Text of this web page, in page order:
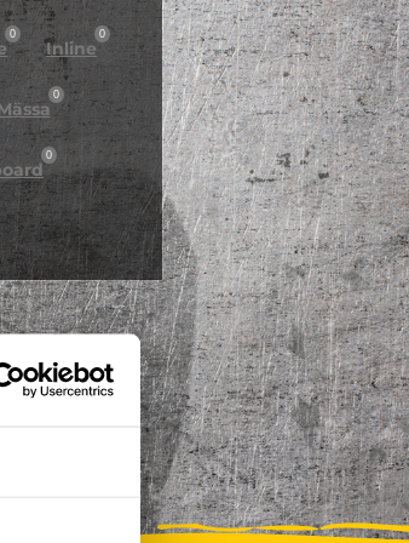
0
Inline
0
0
0